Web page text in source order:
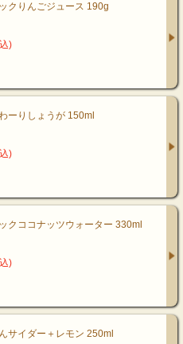
クりんごジュース 190g
)
ーりしょうが 150ml
)
クココナッツウォーター 330ml
)
サイダー＋レモン 250ml